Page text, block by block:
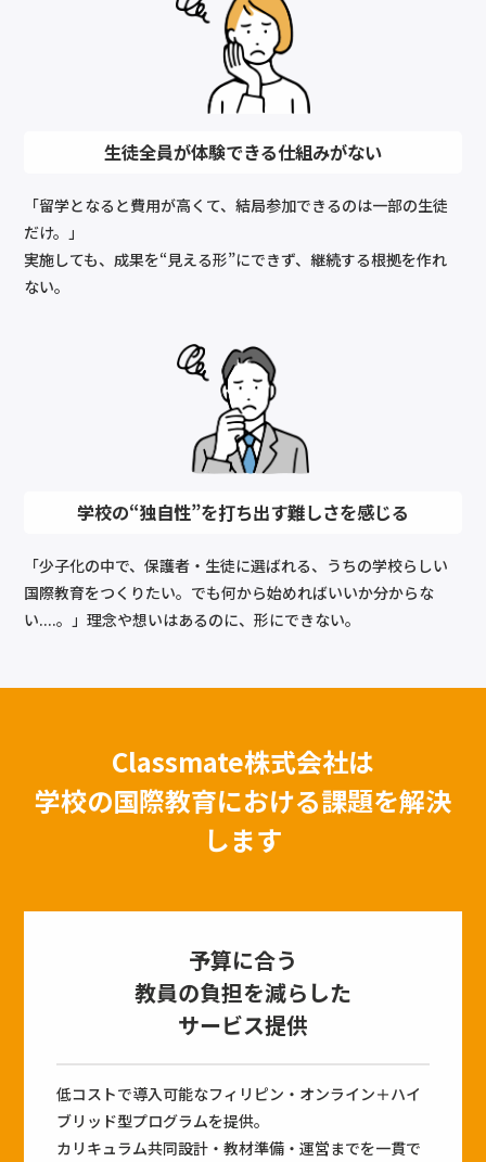
生徒全員が体験できる仕組みがない
「留学となると費用が高くて、結局参加できるのは一部の生徒
だけ。」
実施しても、成果を“見える形”にできず、継続する根拠を作れ
ない。
学校の“独自性”を打ち出す難しさを感じる
「少子化の中で、保護者・生徒に選ばれる、うちの学校らしい
国際教育をつくりたい。でも何から始めればいいか分からな
い....。」理念や想いはあるのに、形にできない。
Classmate株式会社は
学校の国際教育における課題を解決
します
予算に合う
教員の負担を減らした
サービス提供
低コストで導入可能なフィリピン・オンライン＋ハイ
ブリッド型プログラムを提供。
カリキュラム共同設計・教材準備・運営までを一貫で